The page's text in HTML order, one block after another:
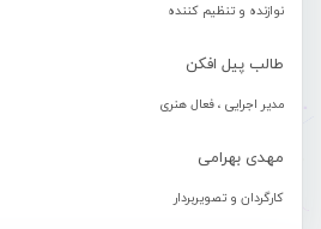
نوازنده و تنظیم کننده
طالب پیل افکن
مدیر اجرایی ، فعال هنری
مهدی بهرامی
کارگردان و تصویربردار